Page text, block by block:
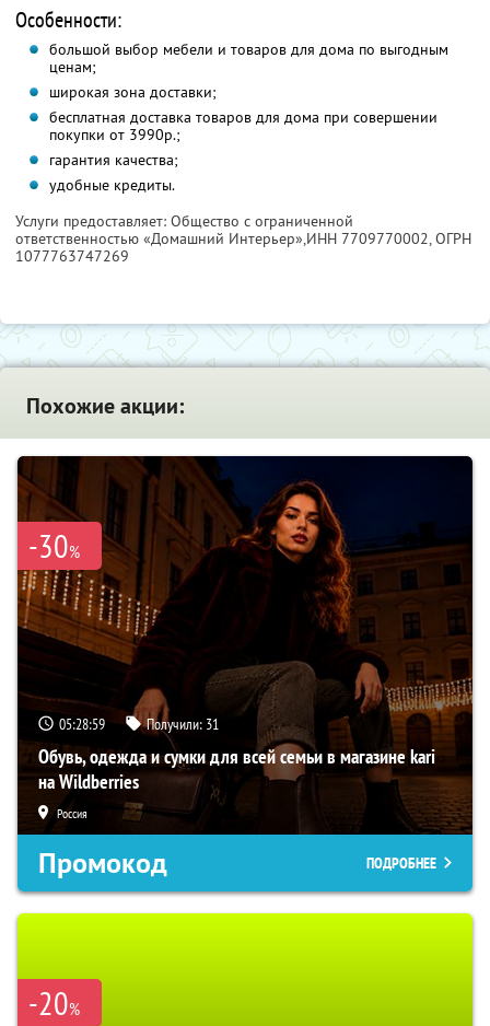
Особенности:
большой выбор мебели и товаров для дома по выгодным
ценам;
широкая зона доставки;
бесплатная доставка товаров для дома при совершении
покупки от 3990р.;
гарантия качества;
удобные кредиты.
Услуги предоставляет: Общество с ограниченной
ответственностью «Домашний Интерьер»,ИНН 7709770002, ОГРН
1077763747269
Похожие акции:
-30%
05:28:58 Получили: 31
Обувь, одежда и сумки для всей семьи в магазине kari
на Wildberries
Россия
Промокод ПОДРОБНЕЕ
-20%